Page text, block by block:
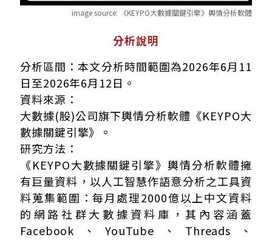
image source: 《KEYPO大數據關鍵引擎》輿情分析軟體
分析說明
分析區間：本文分析時間範圍為2026年6月11
日至2026年6月12日。
資料來源：
大數據(股)公司旗下輿情分析軟體《KEYPO大
數據關鍵引擎》。
研究方法：
《KEYPO大數據關鍵引擎》輿情分析軟體擁
有巨量資料，以人工智慧作語意分析之工具資
料蒐集範圍：每月處理2000億以上中文資料
的網路社群大數據資料庫，其內容涵蓋
Facebook、YouTube、Threads、